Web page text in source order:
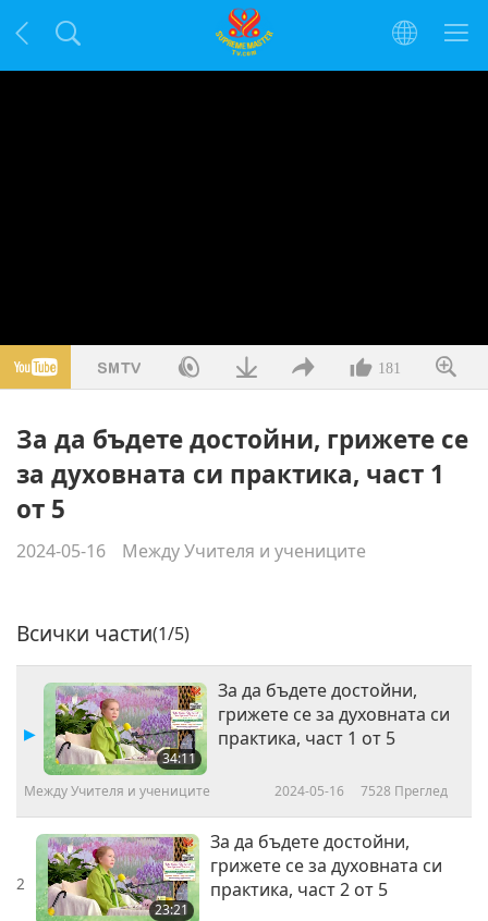
181
За да бъдете достойни, грижете се
за духовната си практика, част 1
от 5
2024-05-16 Между Учителя и учениците
Всички части(1/5)
34:11
За да бъдете достойни,
грижете се за духовната си
практика, част 1 от 5
Между Учителя и учениците 2024-05-16 7528 Преглед
2
23:21
За да бъдете достойни,
грижете се за духовната си
практика, част 2 от 5